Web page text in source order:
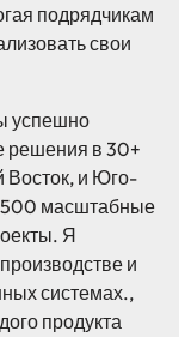
подрядчикам
свои
успешно
решения в 30+
Восток, и Юго-
500 масштабные
Я
и
системах.,
продукта